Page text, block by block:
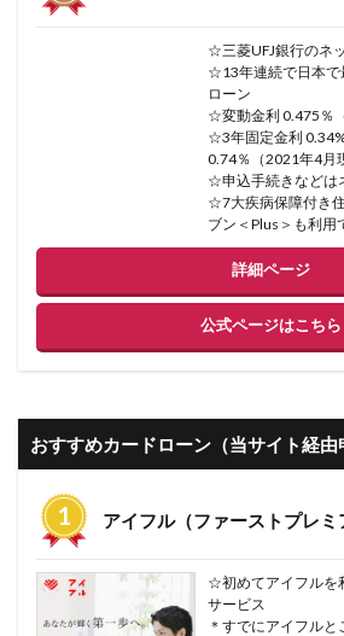
☆三菱UFJ銀行のネ
☆13年連続で日本で
ローン
☆変動金利 0.475％
☆3年固定金利
0.74％（2021年4月
☆申込手続きなどは
☆7大疾病保障付き
ブン＜Plus＞も利用
詳細ページ
公式ページはこちら
おすすめカードローン（当サイト経由
アイフル（ファーストプレミ
☆初めてアイフルを
サービス
＊すでにアイフル